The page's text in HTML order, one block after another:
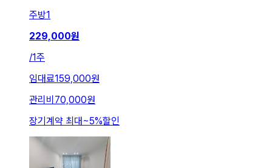
주방1
229,000원
/1주
임대료159,000원
관리비 70,000원
장기계약 최대~5%할인